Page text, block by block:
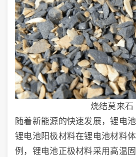
烧结莫来石
随着新能源的快速发展，锂电
锂电池阳极材料在锂电池材料
例，锂电池正极材料采用高温